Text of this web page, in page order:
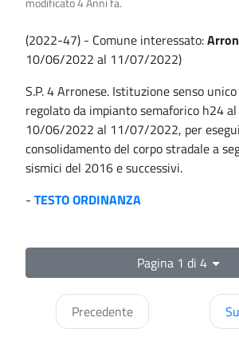
(2022-47) - Comune interessato:
10/06/2022 al 11/07/2022)
S.P. 4 Arronese. Istituzione senso
regolato da impianto semaforico h24
10/06/2022 al 11/07/2022, per
consolidamento del corpo stradale a
sismici del 2016 e successivi.
- TESTO ORDINANZA
Pagina 1 di 4
Precedente